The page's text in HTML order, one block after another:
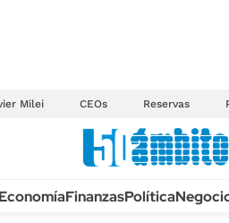
Milei CEOs Reservas
TECNOLOGÍA
FinanzasPolítica